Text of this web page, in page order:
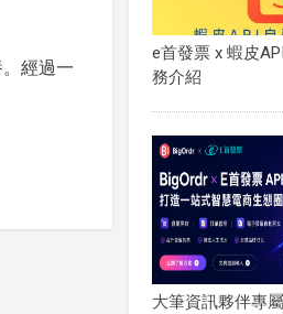
經過一
e首發票 x 蝦皮
務介紹
大筆資訊夥伴專